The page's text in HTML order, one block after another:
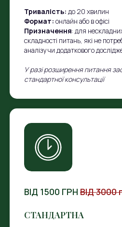
Тривалість: до 20 хвилин
Формат: онлайн або в офісі
Призначення: для
складності питань, які не
аналізу чи додаткового
У разі розширення питання
стандартної консультації
ВІД 1500 ГРН ВІД 3000
СТАНДАРТНА